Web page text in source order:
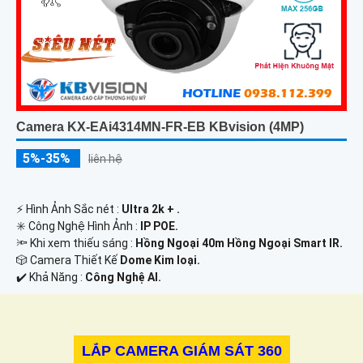
Camera KX-EAi4314MN-FR-EB KBvision (4MP)
5%-35% liên hệ
️⚡ Hình Ảnh Sắc nét : Ultra 2k + .
✳️ Công Nghệ Hình Ảnh : IP POE.
🔦 Khi xem thiếu sáng : Hồng Ngoại 40m Hồng Ngoại Smart IR.
🎲 Camera Thiết Kế Dome Kim loại.
️✔️ Khả Năng : Công Nghệ AI.
LẮP CAMERA GIÁM SÁT 360